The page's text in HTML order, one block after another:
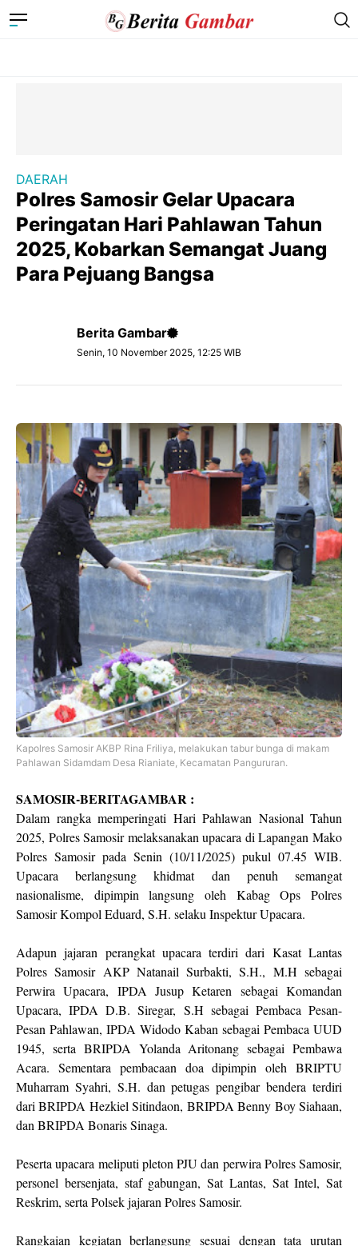
DAERAH
Polres Samosir Gelar Upacara
Peringatan Hari Pahlawan Tahun
2025, Kobarkan Semangat Juang
Para Pejuang Bangsa
Berita Gambar
Senin, 10 November 2025, 12:25 WIB
Kapolres Samosir AKBP Rina Friliya, melakukan tabur bunga di makam
Pahlawan Sidamdam Desa Rianiate, Kecamatan Pangururan.
SAMOSIR-BERITAGAMBAR :
Dalam rangka memperingati Hari Pahlawan Nasional Tahun
2025, Polres Samosir melaksanakan upacara di Lapangan Mako
Polres Samosir pada Senin (10/11/2025) pukul 07.45 WIB.
Upacara berlangsung khidmat dan penuh semangat
nasionalisme, dipimpin langsung oleh Kabag Ops Polres
Samosir Kompol Eduard, S.H. selaku Inspektur Upacara.
Adapun jajaran perangkat upacara terdiri dari Kasat Lantas
Polres Samosir AKP Natanail Surbakti, S.H., M.H sebagai
Perwira Upacara, IPDA Jusup Ketaren sebagai Komandan
Upacara, IPDA D.B. Siregar, S.H sebagai Pembaca Pesan-
Pesan Pahlawan, IPDA Widodo Kaban sebagai Pembaca UUD
1945, serta BRIPDA Yolanda Aritonang sebagai Pembawa
Acara. Sementara pembacaan doa dipimpin oleh BRIPTU
Muharram Syahri, S.H. dan petugas pengibar bendera terdiri
dari BRIPDA Hezkiel Sitindaon, BRIPDA Benny Boy Siahaan,
dan BRIPDA Bonaris Sinaga.
Peserta upacara meliputi pleton PJU dan perwira Polres Samosir,
personel bersenjata, staf gabungan, Sat Lantas, Sat Intel, Sat
Reskrim, serta Polsek jajaran Polres Samosir.
Rangkaian kegiatan berlangsung sesuai dengan tata urutan